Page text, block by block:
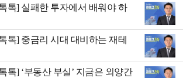
톡] 실패한 투자에서 배워야 하
톡] 중금리 시대 대비하는 재테
톡] ‘부동산 부실’ 지금은 외양간